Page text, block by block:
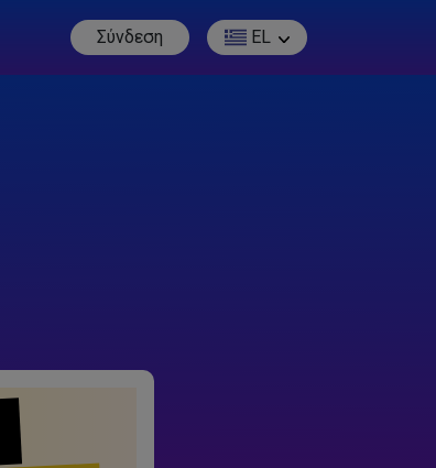
Σύνδεση EL